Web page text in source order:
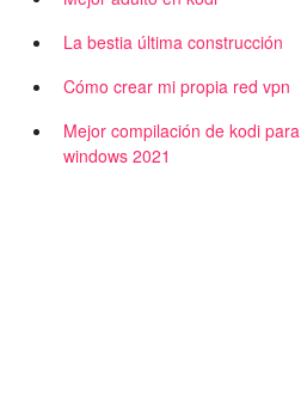
La bestia última construcción
Cómo crear mi propia red vpn
Mejor compilación de kodi para
windows 2021